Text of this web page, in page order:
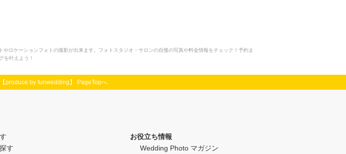
ケーションフォトの撮影が出来ます。フォトスタジオ・サロンの自慢の写真や料金情報をチェック！予約ま
を叶えよう！
produce by funwedding】 PageTopへ
す
お役立ち情報
Wedding Photo マガジン